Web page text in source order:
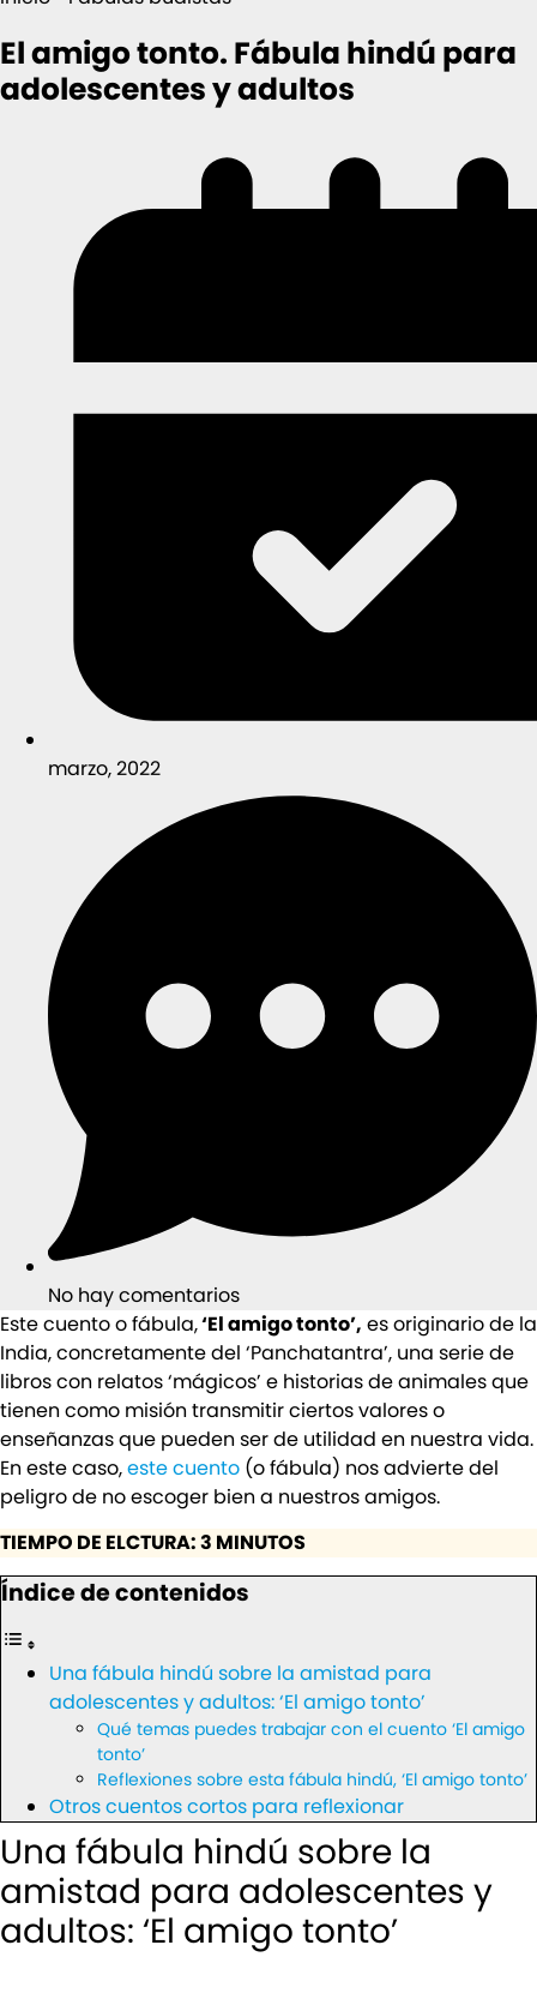
El amigo tonto. Fábula hindú para
adolescentes y adultos
marzo, 2022
No hay comentarios
Este cuento o fábula,‘El amigo tonto’, es originario de la
India, concretamente del ‘Panchatantra’, una serie de
libros con relatos ‘mágicos’ e historias de animales que
tienen como misión transmitir ciertos valores o
enseñanzas que pueden ser de utilidad en nuestra vida.
En este caso,este cuento (o fábula) nos advierte del
peligro de no escoger bien a nuestros amigos.
TIEMPO DE ELCTURA: 3 MINUTOS
Índice de contenidos
Una fábula hindú sobre la amistad para
adolescentes y adultos: ‘El amigo tonto’
Qué temas puedes trabajar con el cuento ‘El amigo
tonto’
Reflexiones sobre esta fábula hindú, ‘El amigo tonto’
Otros cuentos cortos para reflexionar
Una fábula hindú sobre la
amistad para adolescentes y
adultos: ‘El amigo tonto’